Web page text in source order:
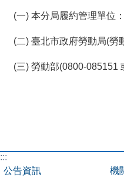
(一) 本分局履約管理單位
(二) 臺北市政府勞動局(勞
(三) 勞動部(0800-085151
:::
公告資訊
機